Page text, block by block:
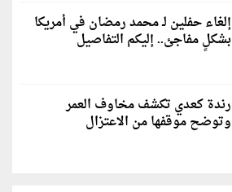
إلغاء حفلين لـ محمد رمضان في أمريكا
بشكلٍ مفاجئ.. إليكم التفاصيل
رندة كعدي تكشف مخاوف العمر
وتوضح موقفها من الاعتزال